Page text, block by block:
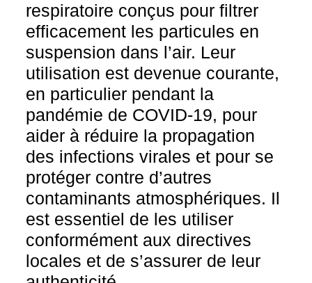
respiratoire conçus pour filtrer
efficacement les particules en
suspension dans l’air. Leur
utilisation est devenue courante,
en particulier pendant la
pandémie de COVID-19, pour
aider à réduire la propagation
des infections virales et pour se
protéger contre d’autres
contaminants atmosphériques. Il
est essentiel de les utiliser
conformément aux directives
locales et de s’assurer de leur